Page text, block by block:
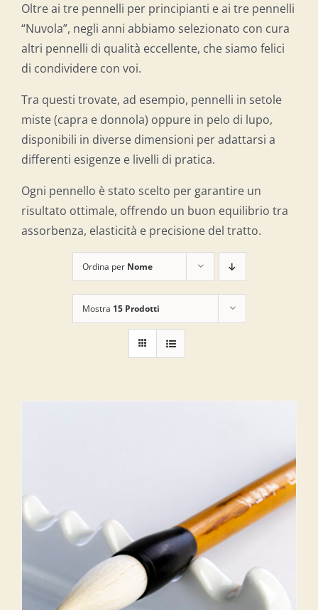
Oltre ai tre pennelli per principianti e ai tre pennelli
“Nuvola”, negli anni abbiamo selezionato con cura
altri pennelli di qualità eccellente, che siamo felici
di condividere con voi.
Tra questi trovate, ad esempio, pennelli in setole
miste (capra e donnola) oppure in pelo di lupo,
disponibili in diverse dimensioni per adattarsi a
differenti esigenze e livelli di pratica.
Ogni pennello è stato scelto per garantire un
risultato ottimale, offrendo un buon equilibrio tra
assorbenza, elasticità e precisione del tratto.
Ordina per Nome
Mostra 15 Prodotti